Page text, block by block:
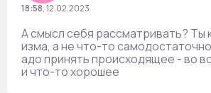
18:58,12.02.2023
А смысл себя рассматривать? Ты
изма, а не что-то
адо принять происходящее - во
и что-то хорошее